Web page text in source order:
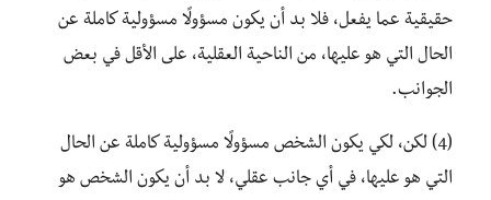
حقيقية عما يفعل، فلا بد أن يكون مسؤولًا مسؤولية كاملة عن
الحال التي هو عليها، من الناحية العقلية، على الأقل في بعض
الجوانب.
(4) لكن، لكي يكون الشخص مسؤولًا مسؤولية كاملة عن الحال
التي هو عليها، في أي جانب عقلي، لا بد أن يكون الشخص هو